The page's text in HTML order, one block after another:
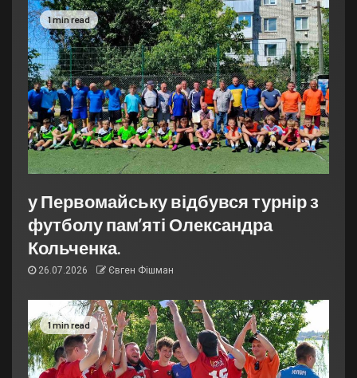
1 min read
у Первомайську відбувся турнір з
футболу пам’яті Олександра
Кольченка.
26.07.2026 Євген Фішман
1 min read